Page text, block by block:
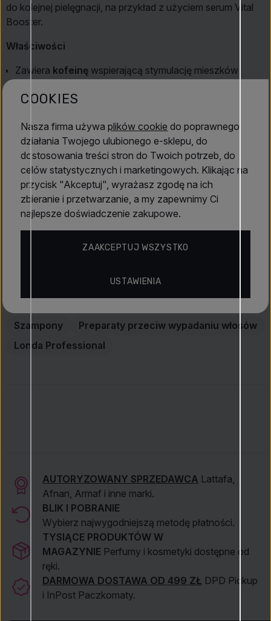
do kolejnej pielęgnacji, na przykład z użyciem serum Vital
Booster.
Właściwości
Zawiera kofeinę wspierającą stymulację mieszków
Olej jojobanawilża i koi skórę głowy
Odpowiedni dowszystkich typów włosóworaz
codziennego stosowania
Profesjonalny produkt przeznaczony do pielęgnacji
domowej i salonowej
Kluczowe korzyści
Witalizuje skórę głowy i wspiera zdrowy wzrost
włosów
wydłużyć fazę wzrostu cyklu włosa
Odświeża i oczyszczaskórę głowy bez podrażnień
Sposób użycia
Czytaj dalej
Właściwości
Londa Professional
Odkryj więcej
Szampony
Preparaty przeciw wypadaniu włosów
Londa Professional
AUTORYZOWANY SPRZEDAWCA Lattafa,
Afnan, Armaf i inne marki.
BLIK I POBRANIE
Wybierz najwygodniejszą metodę płatności.
TYSIĄCE PRODUKTÓW W
MAGAZYNIE Perfumy i kosmetyki dostępne od
ręki.
DARMOWA DOSTAWA OD 499 ZŁ DPD Pickup
i InPost Paczkomaty.
COOKIES
Nasza firma używaplików cookie do poprawnego
działania Twojego ulubionego e-sklepu, do
dostosowania treści stron do Twoich potrzeb, do
celów statystycznych i marketingowych. Klikając na
przycisk "Akceptuj", wyrażasz zgodę na ich
zbieranie i przetwarzanie, a my zapewnimy Ci
najlepsze doświadczenie zakupowe.
USTAWIENIA
ZAAKCEPTUJ WSZYSTKO